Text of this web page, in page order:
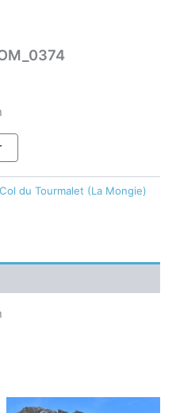
Col du Tourmalet (La Mongie)